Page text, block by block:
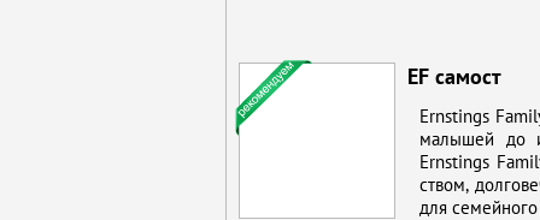
EF самост
Ernstings
ма­лы­шей до
Ernstings
ством,
для